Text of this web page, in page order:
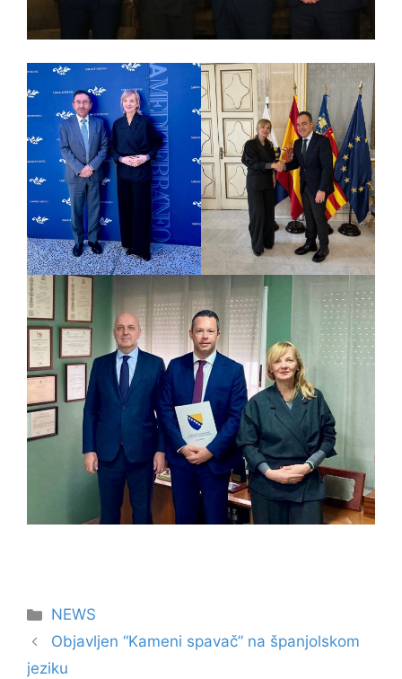
Kategorije
NEWS
Objavljen “Kameni spavač” na španjolskom
jeziku